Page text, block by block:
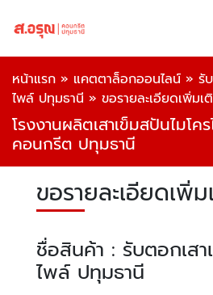
หน้าแรก » แคตตาล็อกออนไลน์ » รั
ไพล์ ปทุมธานี » ขอรายละเอียดเพิ่มเ
โรงงานผลิตเสาเข็มสปันไมโ
คอนกรีต ปทุมธานี
ขอรายละเอียดเพิ่
ชื่อสินค้า : รับตอกเสา
ไพล์ ปทุมธานี